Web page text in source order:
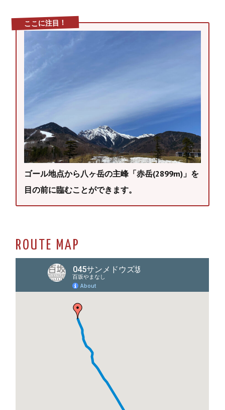
ここに注目！
ゴール地点から八ヶ岳の主峰「赤岳(2899m)」を
目の前に臨むことができます。
ROUTE MAP